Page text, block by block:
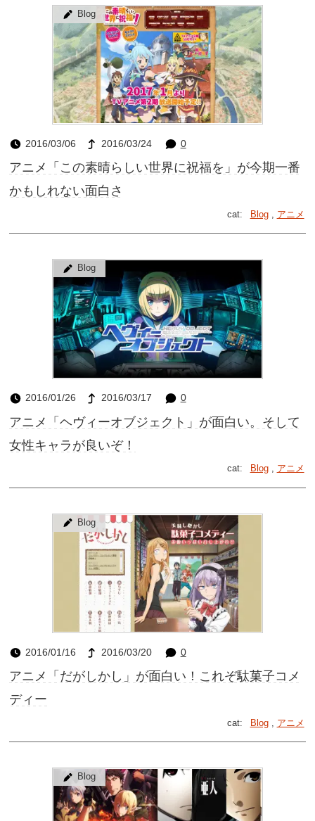
Blog
2016/03/06 2016/03/24 0
アニメ「この素晴らしい世界に祝福を」が今期一番
かもしれない面白さ
cat: Blog, アニメ
Blog
2016/01/26 2016/03/17 0
アニメ「ヘヴィーオブジェクト」が面白い。そして
女性キャラが良いぞ！
cat: Blog, アニメ
Blog
2016/01/16 2016/03/20 0
アニメ「だがしかし」が面白い！これぞ駄菓子コメ
ディー
cat: Blog, アニメ
Blog